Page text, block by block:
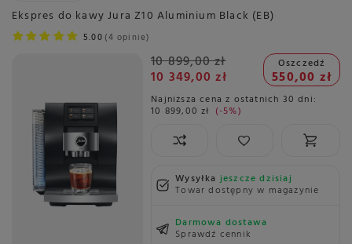
Ekspres do kawy Jura Z10 Aluminium Black (EB)
5.00 4 opinie
10 899,00 zł
10 349,00 zł
Oszczedź
550,00 zł
Najniższa cena z ostatnich 30 dni:
10 899,00 zł -5%
Wysyłkajeszcze dzisiaj
Towar dostępny w magazynie
Darmowa dostawa
Sprawdź cennik